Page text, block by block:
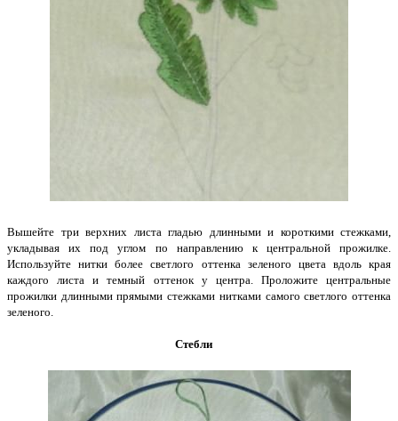
Вышейте три верхних листа гладью длинными и короткими стежками,
укладывая их под углом по направлению к центральной прожилке.
Используйте нитки более светлого оттенка зеленого цвета вдоль края
каждого листа и темный оттенок у центра. Проложите центральные
прожилки длинными прямыми стежками нитками самого светлого оттенка
зеленого.
Стебли